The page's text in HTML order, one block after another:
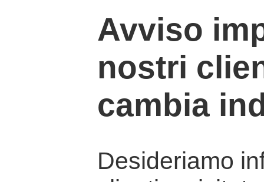
Avviso
nostri
cambia
Desideriamo